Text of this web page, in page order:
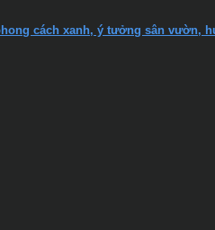
cách xanh, ý tưởng sân vườn,